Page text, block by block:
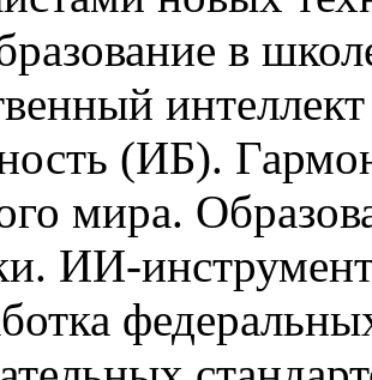
в
(ИБ).
мира.
ИИ-